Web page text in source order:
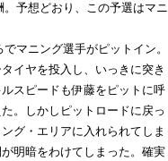
予想どおり、この予選はマニ
マニング選手がピットイン。
イヤを投入し、いっきに突き
スピードも伊藤をピットに呼
。しかしピットロードに戻っ
グ・エリアに入れられてしま
明暗をわけてしまった。確実